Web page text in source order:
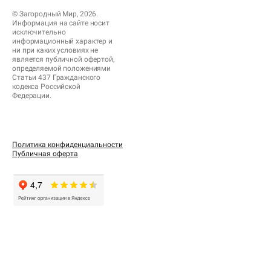
© Загородный Мир, 2026.
Информация на сайте носит
исключительно
информационный характер и
ни при каких условиях не
является публичной офертой,
определяемой положениями
Статьи 437 Гражданского
кодекса Российской
Федерации.
Политика конфиденциальности
Публичная оферта